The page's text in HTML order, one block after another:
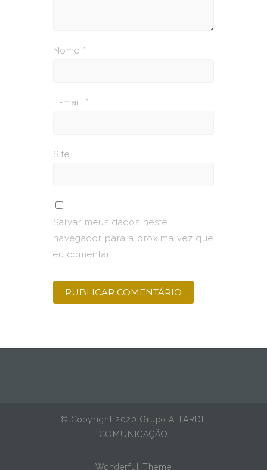
Nome *
E-mail *
Site
Salvar meus dados neste
navegador para a próxima vez que
eu comentar.
© Copyright 2020 Grupo A TARDE
COMUNICAÇÃO
Wonderful Theme